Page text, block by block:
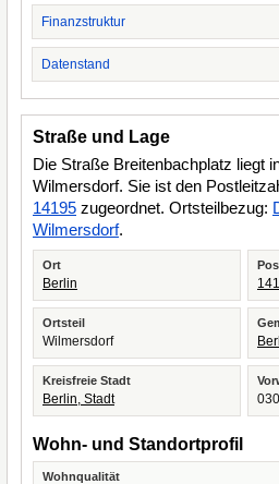
Finanzstruktur
Datenstand
Straße und Lage
Die Straße Breitenbachplatz liegt
Wilmersdorf. Sie ist den
14195 zugeordnet. Ortsteilbezug:
Wilmersdorf.
Ort
Berlin
Ortsteil
Wilmersdorf
Kreisfreie Stadt
Berlin, Stadt 030
Wohn- und Standortprofil
Wohnqualität